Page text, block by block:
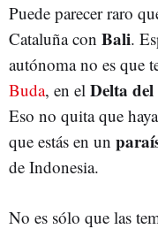
Puede parecer raro
Cataluña con Bali.
autónoma no es que
Buda, en el Delta
Eso no quita que
que estás en un
de Indonesia.
No es sólo que las